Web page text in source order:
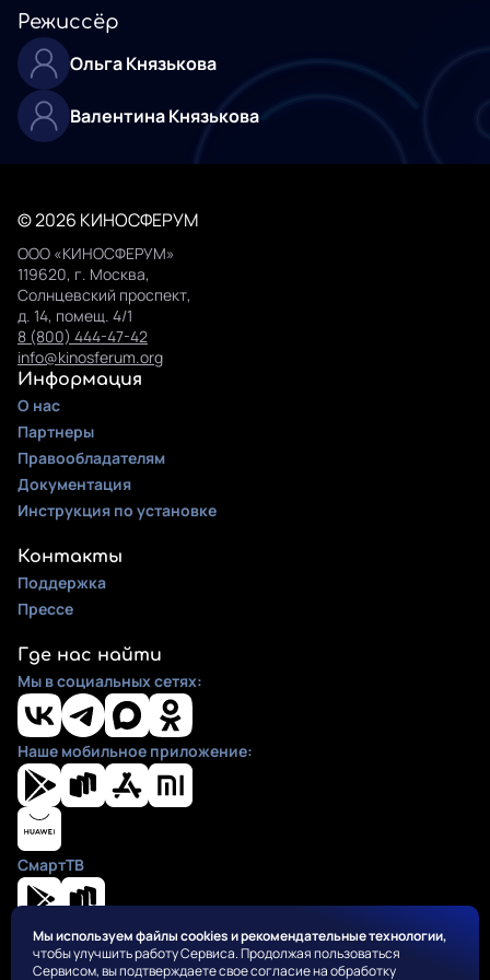
Режиссёр
Ольга Князькова
Валентина Князькова
© 2026 КИНОСФЕРУМ
ООО «КИНОСФЕРУМ»
119620, г. Москва,
Солнцевский проспект,
д. 14, помещ. 4/1
8 (800) 444-47-42
info@kinosferum.org
Информация
О нас
Партнеры
Правообладателям
Документация
Инструкция по установке
Контакты
Поддержка
Прессе
Где нас найти
Мы в социальных сетях:
Наше мобильное приложение:
СмартТВ
Положения
Мы используем файлы cookies и рекомендательные технологии,
чтобы улучшить работу Сервиса. Продолжая пользоваться
Сервисом, вы подтверждаете свое согласие на обработку